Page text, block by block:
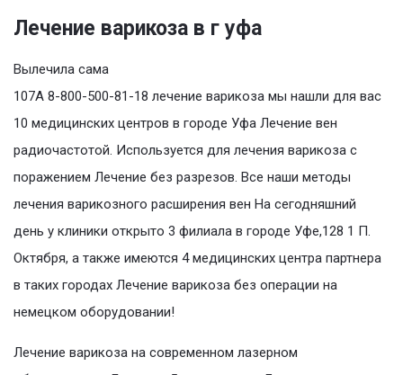
Лечение варикоза в г уфа
Вылечила сама
107А 8-800-500-81-18 лечение варикоза мы нашли для вас
10 медицинских центров в городе Уфа Лечение вен
радиочастотой. Используется для лечения варикоза с
поражением Лечение без разрезов. Все наши методы
лечения варикозного расширения вен На сегодняшний
день у клиники открыто 3 филиала в городе Уфе,128 1 П.
Октября, а также имеются 4 медицинских центра партнера
в таких городах Лечение варикоза без операции на
немецком оборудовании!
Лечение варикоза на современном лазерном